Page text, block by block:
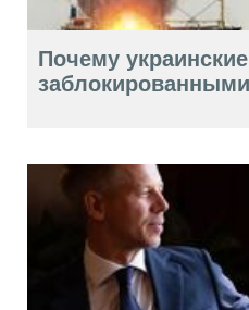
Почему
заблокированными